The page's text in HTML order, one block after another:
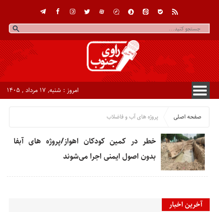
امروز : شنبه, ۱۷ مرداد , ۱۴۰۵
صفحه اصلی پروژه های آب و فاضلاب
خطر در کمین کودکان اهواز/پروژه های آبفا
بدون اصول ایمنی اجرا می‌شوند
آخرین اخبار